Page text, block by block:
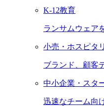
K-12教育
ランサムウェア
小売・ホスピタ
ブランド、顧客
中小企業・スタ
迅速なチーム向